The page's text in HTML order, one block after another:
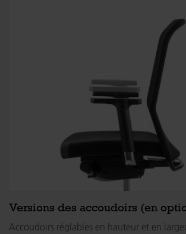
Versions des accoudoirs (en
Accoudoirs réglables en hauteur et en